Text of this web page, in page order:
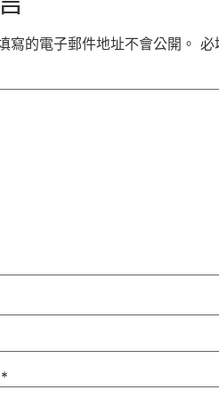
寫的電子郵件地址不會公開。 必
*